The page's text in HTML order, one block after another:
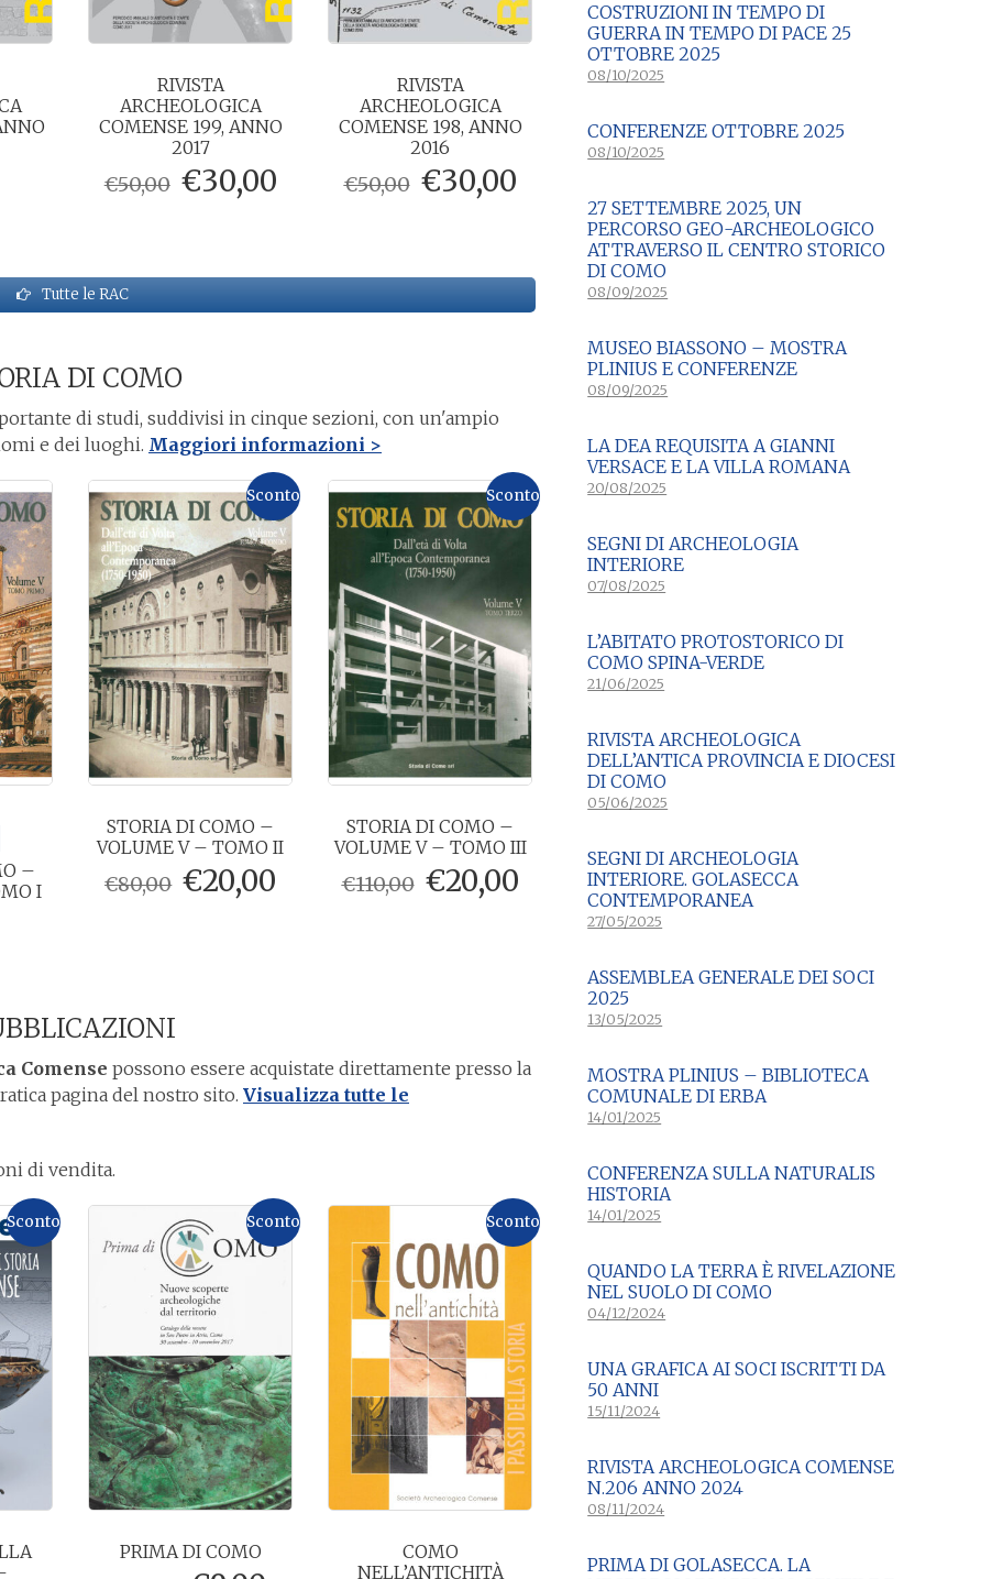
RIVISTA
ARCHEOLOGICA
COMENSE 199, ANNO
2017
€50,00 Il
prezzo
€50,00.
€30,00Il
€30,00.
RIVISTA
ARCHEOLOGICA
COMENSE 198, ANNO
2016
€50,00 Il
prezzo
€50,00.
€30,00Il
prezzo
attuale
€30,00.
Tutte le RAC
DI COMO
di studi, suddivisi in cinque sezioni, con un'ampio
e dei luoghi. Maggiori informazioni >
–
I
Sconto
STORIA DI COMO –
VOLUME V – TOMO II
€80,00 Il
prezzo
€20,00
Sconto
STORIA DI COMO –
VOLUME V – TOMO III
€110,00 Il
prezzo
€20,00Il
prezzo
attuale
€20,00.
Comense possono essere acquistate direttamente presso la
pagina del nostro sito. Visualizza tutte le
di vendita.
Sconto Sconto
PRIMA DI COMO
Sconto
COMO
NELL’ANTICHITÀ
COSTRUZIONI IN TEMPO DI
GUERRA IN TEMPO DI PACE 25
OTTOBRE 2025
08/10/2025
CONFERENZE OTTOBRE 2025
08/10/2025
27 SETTEMBRE 2025, UN
PERCORSO GEO-ARCHEOLOGICO
ATTRAVERSO IL CENTRO STORICO
DI COMO
08/09/2025
MUSEO BIASSONO – MOSTRA
PLINIUS E CONFERENZE
08/09/2025
LA DEA REQUISITA A GIANNI
VERSACE E LA VILLA ROMANA
20/08/2025
SEGNI DI ARCHEOLOGIA
INTERIORE
07/08/2025
L’ABITATO PROTOSTORICO DI
COMO SPINA-VERDE
21/06/2025
RIVISTA ARCHEOLOGICA
DELL’ANTICA PROVINCIA E DIOCESI
DI COMO
05/06/2025
SEGNI DI ARCHEOLOGIA
INTERIORE. GOLASECCA
CONTEMPORANEA
27/05/2025
ASSEMBLEA GENERALE DEI SOCI
2025
13/05/2025
MOSTRA PLINIUS – BIBLIOTECA
COMUNALE DI ERBA
14/01/2025
CONFERENZA SULLA NATURALIS
HISTORIA
14/01/2025
QUANDO LA TERRA È RIVELAZIONE
NEL SUOLO DI COMO
04/12/2024
UNA GRAFICA AI SOCI ISCRITTI DA
50 ANNI
15/11/2024
RIVISTA ARCHEOLOGICA COMENSE
N.206 ANNO 2024
08/11/2024
PRIMA DI GOLASECCA. LA